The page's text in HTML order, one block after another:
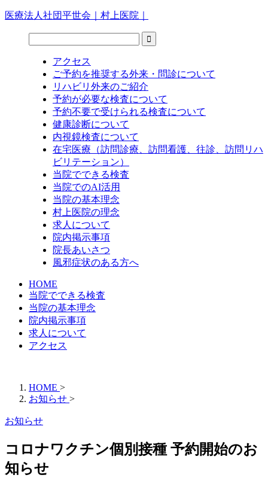
医療法人社団平世会｜村上医院｜
アクセス
ご予約を推奨する外来・問診について
リハビリ外来のご紹介
予約が必要な検査について
予約不要で受けられる検査について
健康診断について
内視鏡検査について
在宅医療（訪問診療、訪問看護、往診、訪問リハ
ビリテーション）
当院でできる検査
当院でのAI活用
当院の基本理念
村上医院の理念
求人について
院内掲示事項
院長あいさつ
風邪症状のある方へ
HOME
当院でできる検査
当院の基本理念
院内掲示事項
求人について
アクセス
HOME >
お知らせ >
お知らせ
コロナワクチン個別接種 予約開始のお
知らせ